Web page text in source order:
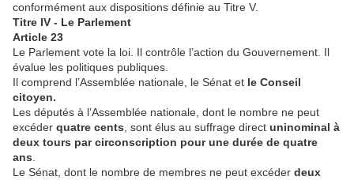
conformément aux dispositions définie au Titre V.
Titre IV - Le Parlement
Article 23
Le Parlement vote la loi. Il contrôle l’action du Gouvernement. Il
évalue les politiques publiques.
Il comprend l’Assemblée nationale, le Sénat et le Conseil
citoyen.
Les députés à l’Assemblée nationale, dont le nombre ne peut
excéder quatre cents , sont élus au suffrage direct uninominal à
deux tours par circonscription pour une durée de quatre
ans
Le Sénat, dont le nombre de membres ne peut excéder deux